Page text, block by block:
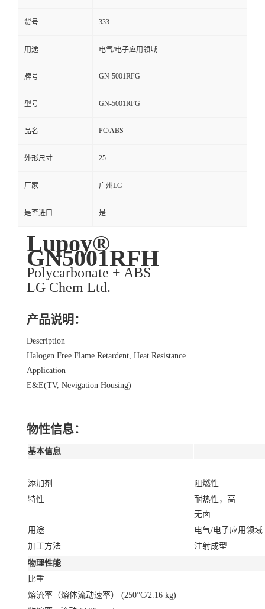
货号 333
用途 电气/电子应用领域
牌号 GN-5001RFG
型号 GN-5001RFG
品名 PC/ABS
外形尺寸 25
厂家 广州LG
是否进口 是
Lupoy®
GN5001RFH
Polycarbonate + ABS
LG Chem Ltd.
产品说明：
Description
Halogen Free Flame Retardent, Heat Resistance
Application
E&E(TV, Nevigation Housing)
物性信息：
基本信息
添加剂
阻燃性
特性
耐热性，高
无卤
用途
电气/电子应用领域
加工方法
注射成型
物理性能
比重
熔流率（熔体流动速率） (250°C/2.16 kg)